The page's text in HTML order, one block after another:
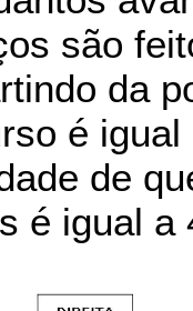
são
da
é igual
de
é igual a